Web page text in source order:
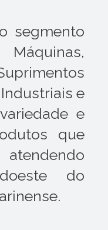
segmento
e
e
que
do